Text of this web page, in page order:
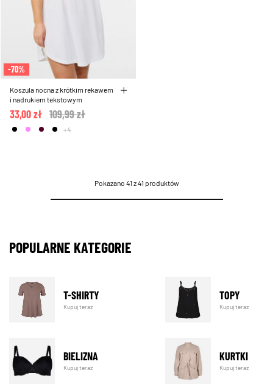
-70%
Koszula nocna z krótkim rekawem
i nadrukiem tekstowym
Price reduced from
109,99 zł
33,00 zł
+4
Pokazano 41 z 41 produktów
POPULARNE KATEGORIE
T-SHIRTY
Kupuj teraz
TOPY
Kupuj teraz
BIELIZNA
Kupuj teraz
KURTKI
Kupuj teraz